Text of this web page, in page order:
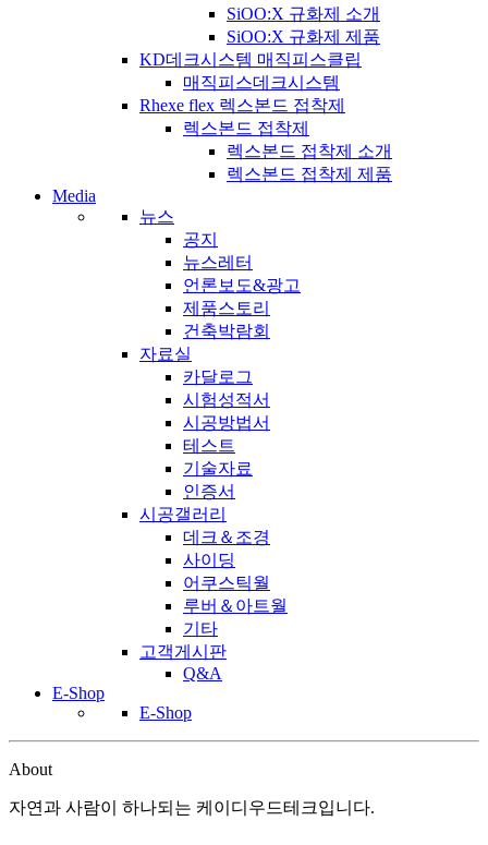
SiOO:X 규화제 소개
SiOO:X 규화제 제품
KD데크시스템 매직피스클립
매직피스데크시스템
Rhexe flex 렉스본드 접착제
렉스본드 접착제
렉스본드 접착제 소개
렉스본드 접착제 제품
Media
뉴스
공지
뉴스레터
언론보도&광고
제품스토리
건축박람회
자료실
카달로그
시험성적서
시공방법서
테스트
기술자료
인증서
시공갤러리
데크＆조경
사이딩
어쿠스틱월
루버＆아트월
기타
고객게시판
Q&A
E-Shop
E-Shop
About
자연과 사람이 하나되는 케이디우드테크입니다.